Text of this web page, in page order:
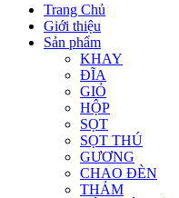
Trang Chủ
Giới thiệu
Sản phẩm
KHAY
ĐĨA
GIỎ
HỘP
SỌT
SỌT THÚ
GƯƠNG
CHAO ĐÈN
THẢM